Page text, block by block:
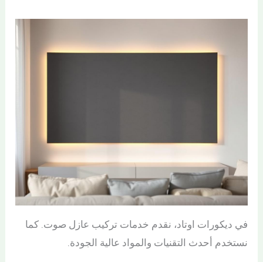
في ديكورات اوتاد، نقدم خدمات تركيب عازل صوت. كما
نستخدم أحدث التقنيات والمواد عالية الجودة.